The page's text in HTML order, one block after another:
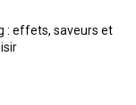
: effets, saveurs et